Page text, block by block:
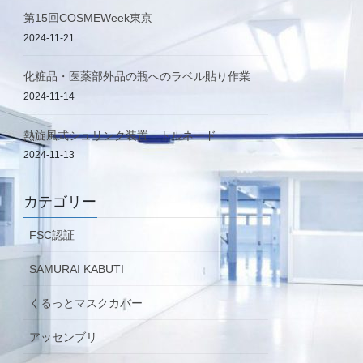
第15回COSMEWeek東京
2024-11-21
化粧品・医薬部外品の瓶へのラベル貼り作業
2024-11-14
熱旋風式シュリンク装置 トルネード
2024-11-13
カテゴリー
FSC認証
SAMURAI KABUTI
くるっとマスクカバー
アッセンブリ